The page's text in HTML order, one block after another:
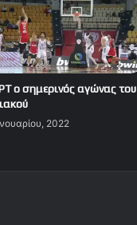
ο σημερινός αγώνας του
2022